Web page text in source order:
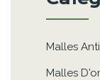
Malles
Malles